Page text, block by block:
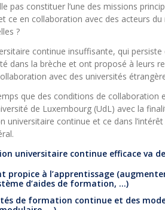
pas constituer l’une des missions
ce en collaboration avec des acteurs
?
continue insuffisante, qui persiste
dans la brèche et ont proposé à leurs
avec des universités
que des conditions de collaboration
de Luxembourg (UdL) avec la
continue et ce dans
universitaire continue efficace va
propice à l’apprentissage
d’aides de formation, …)
de formation continue et des